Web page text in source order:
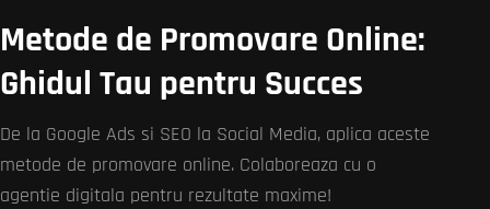
Metode de Promovare Online:
Ghidul Tau pentru Succes
De la Google Ads si SEO la Social Media, aplica aceste
metode de promovare online. Colaboreaza cu o
agentie digitala pentru rezultate maxime!